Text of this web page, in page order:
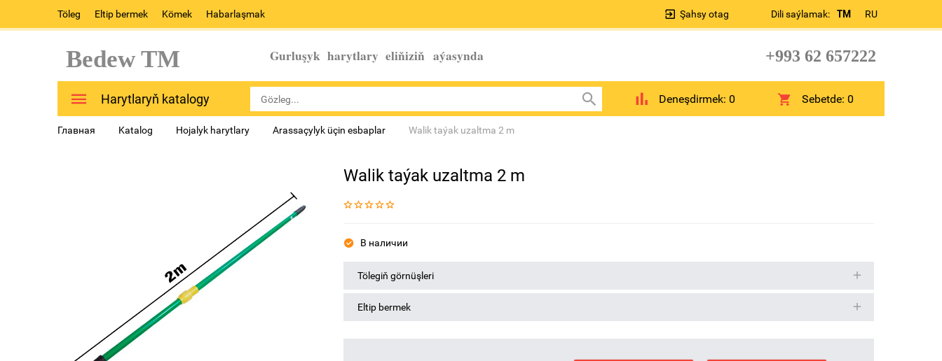
Töleg Eltip bermek Kömek Habarlaşmak Dili saýlamak: TM RU
Şahsy otag
Bedew TM Gurluşyk harytlary eliňiziň aýasynda +993 62 657222
Harytlaryň katalogy Deneşdirmek: 0 Sebetde:0
Главная Katalog Hojalyk harytlary Arassaçylyk üçin esbaplar Walik taýak uzaltma 2 m
Walik taýak uzaltma 2 m
В наличии
Tölegiň görnüşleri
Eltip bermek